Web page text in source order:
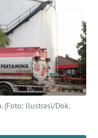
(Foto: Ilustrasi/Dok.